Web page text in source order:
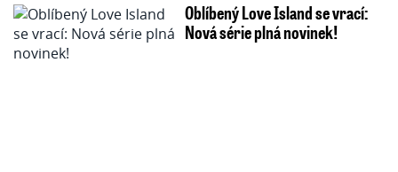
Oblíbený Love Island se vrací:
Nová série plná novinek!